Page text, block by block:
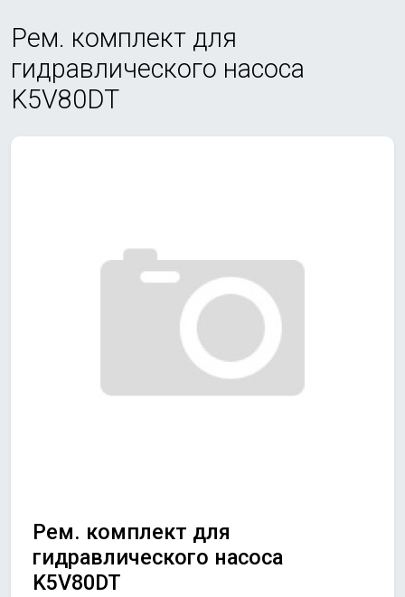
Рем. комплект для
гидравлического насоса
K5V80DT
Рем. комплект для
гидравлического насоса
K5V80DT